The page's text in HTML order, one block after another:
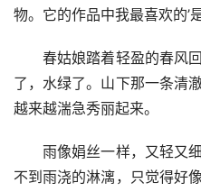
物。它的作品中我最喜欢的’
春姑娘踏着轻盈的春风回
了，水绿了。山下那一条清
越来越湍急秀丽起来。
雨像娟丝一样，又轻又细
不到雨浇的淋漓，只觉得好